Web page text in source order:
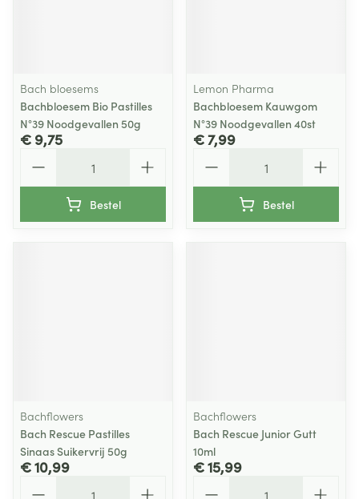
Bach bloesems
Bachbloesem Bio Pastilles
N°39 Noodgevallen 50g
€ 9,75
Bestel
Lemon Pharma
Bachbloesem Kauwgom
N°39 Noodgevallen 40st
€ 7,99
Bestel
Bachflowers
Bach Rescue Pastilles
Sinaas Suikervrij 50g
€ 10,99
Bachflowers
Bach Rescue Junior Gutt
10ml
€ 15,99